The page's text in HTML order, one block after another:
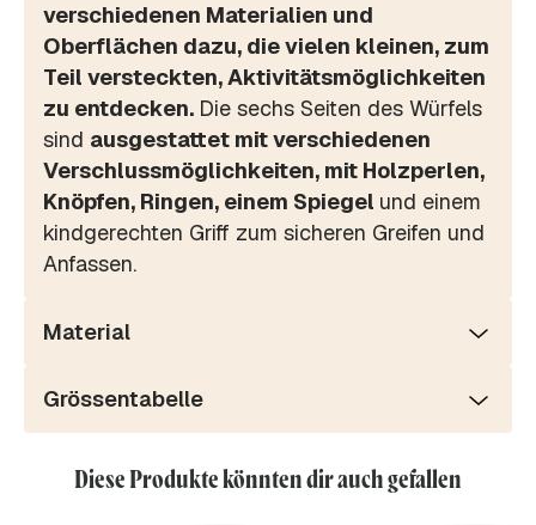
verschiedenen Materialien und
Oberflächen dazu, die vielen kleinen, zum
Teil versteckten, Aktivitätsmöglichkeiten
zu entdecken. Die sechs Seiten des Würfels
sind ausgestattet mit verschiedenen
Verschlussmöglichkeiten, mit Holzperlen,
Knöpfen, Ringen, einem Spiegel und einem
kindgerechten Griff zum sicheren Greifen und
Anfassen.
Material
Grössentabelle
Diese Produkte könnten dir auch gefallen